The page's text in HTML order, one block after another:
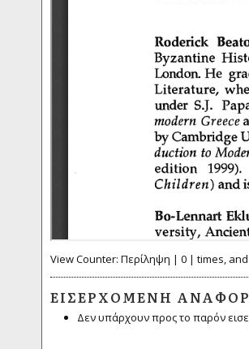
View Counter: Περίληψη | 0 | times, and
ΕΙΣΕΡΧΌΜΕΝΗ
Δεν υπάρχουν προς το παρόν